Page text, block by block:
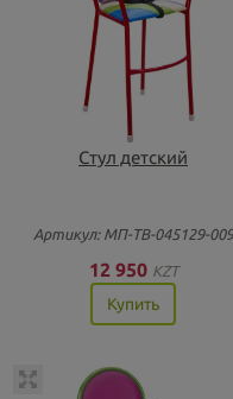
Стул детский
Артикул: МП-ТВ-045129-009
12 950 KZT
Купить